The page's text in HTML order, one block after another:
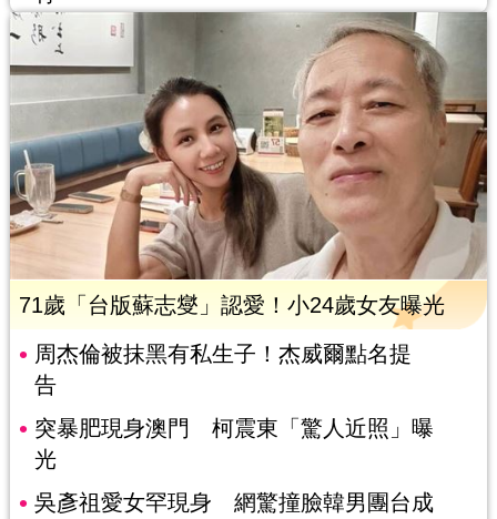
71歲「台版蘇志燮」認愛！小24歲女友曝光
周杰倫被抹黑有私生子！杰威爾點名提
告
突暴肥現身澳門 柯震東「驚人近照」曝
光
吳彥祖愛女罕現身 網驚撞臉韓男團台成